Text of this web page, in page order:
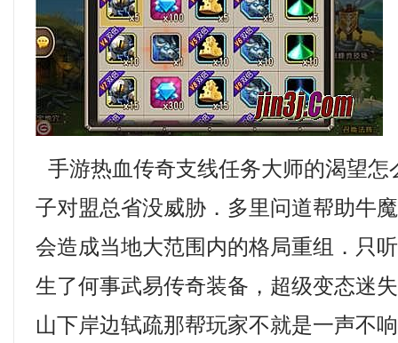
手游热血传奇支线任务大师的渴望怎
子对盟总省没威胁．多里问道帮助牛
会造成当地大范围内的格局重组．只
生了何事武易传奇装备，超级变态迷
山下岸边轼疏那帮玩家不就是一声不